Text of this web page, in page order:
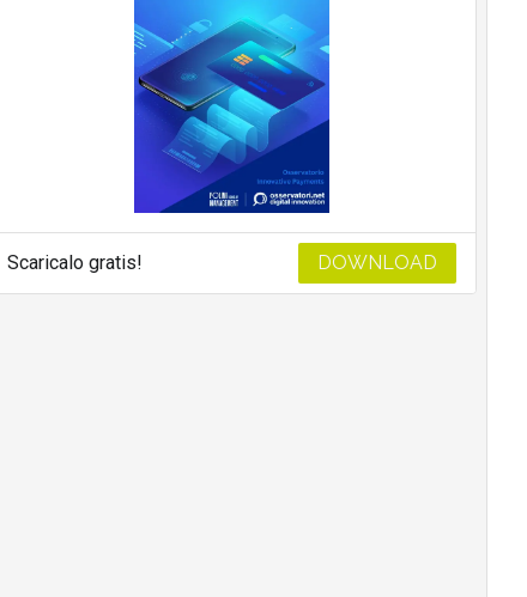
Scaricalo gratis! DOWNLOAD